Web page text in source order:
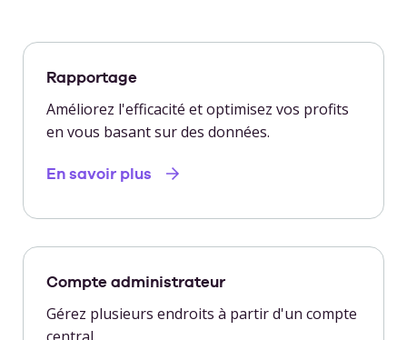
Rapportage
Améliorez l'efficacité et optimisez vos profits
en vous basant sur des données.
En savoir plus
Compte administrateur
Gérez plusieurs endroits à partir d'un compte